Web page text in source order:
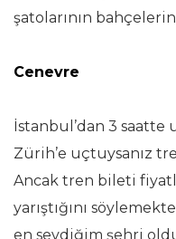
şatolarının
Cenevre
İstanbul’dan 3 saatte
Zürih’e uçtuysanız
Ancak tren bileti
yarıştığını
en sevdiğim şehri